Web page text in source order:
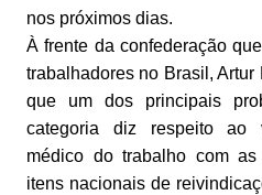
nos próximos dias.
À frente da confederação
trabalhadores no Brasil,
que um dos principais
categoria diz respeito ao
médico do trabalho com
itens nacionais de